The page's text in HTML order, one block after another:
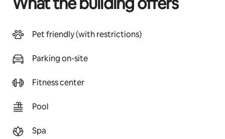
Pet friendly (with restrictions)
Parking on-site
Fitness center
Pool
Spa